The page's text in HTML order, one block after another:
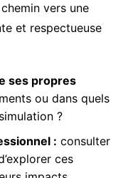
vers une
et respectueuse
ses propres
ou dans quels
?
: consulter
ces